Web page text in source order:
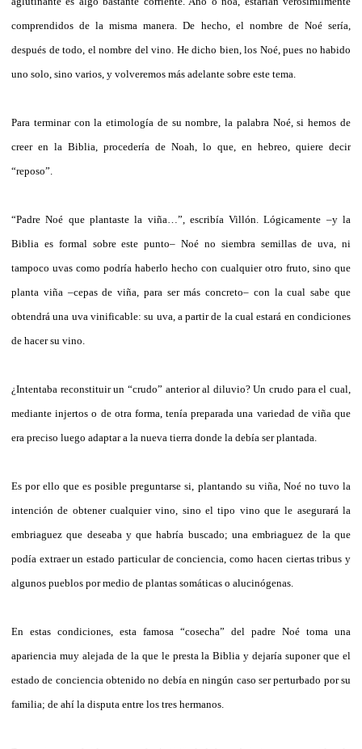
comprendidos de la misma manera. De hecho, el nombre de Noé sería,
después de todo, el nombre del vino. He dicho bien, los Noé, pues no habido
uno solo, sino varios, y volveremos más adelante sobre este tema.
Para terminar con la etimología de su nombre, la palabra Noé, si hemos de
creer en la Biblia, procedería de Noah, lo que, en hebreo, quiere decir
“reposo”.
“Padre Noé que plantaste la viña…”, escribía Villón. Lógicamente –y la
Biblia es formal sobre este punto– Noé no siembra semillas de uva, ni
tampoco uvas como podría haberlo hecho con cualquier otro fruto, sino que
planta viña –cepas de viña, para ser más concreto– con la cual sabe que
obtendrá una uva vinificable: su uva, a partir de la cual estará en condiciones
de hacer su vino.
¿Intentaba reconstituir un “crudo” anterior al diluvio? Un crudo para el cual,
mediante injertos o de otra forma, tenía preparada una variedad de viña que
era preciso luego adaptar a la nueva tierra donde la debía ser plantada.
Es por ello que es posible preguntarse si, plantando su viña, Noé no tuvo la
intención de obtener cualquier vino, sino el tipo vino que le asegurará la
embriaguez que deseaba y que habría buscado; una embriaguez de la que
podía extraer un estado particular de conciencia, como hacen ciertas tribus y
algunos pueblos por medio de plantas somáticas o alucinógenas.
En estas condiciones, esta famosa “cosecha” del padre Noé toma una
apariencia muy alejada de la que le presta la Biblia y dejaría suponer que el
estado de conciencia obtenido no debía en ningún caso ser perturbado por su
familia; de ahí la disputa entre los tres hermanos.